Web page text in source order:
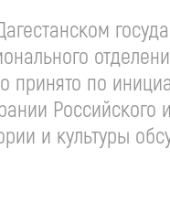
принято по
Российского
и культуры